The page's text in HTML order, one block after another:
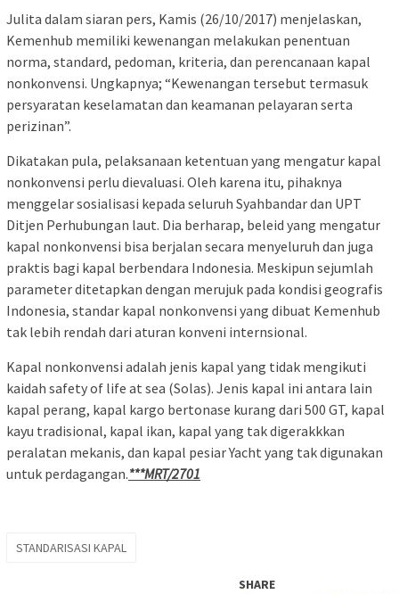
Julita dalam siaran pers, Kamis (26/10/2017) menjelaskan,
Kemenhub memiliki kewenangan melakukan penentuan
norma, standard, pedoman, kriteria, dan perencanaan kapal
nonkonvensi. Ungkapnya; “Kewenangan tersebut termasuk
persyaratan keselamatan dan keamanan pelayaran serta
perizinan”.
Dikatakan pula, pelaksanaan ketentuan yang mengatur kapal
nonkonvensi perlu dievaluasi. Oleh karena itu, pihaknya
menggelar sosialisasi kepada seluruh Syahbandar dan UPT
Ditjen Perhubungan laut. Dia berharap, beleid yang mengatur
kapal nonkonvensi bisa berjalan secara menyeluruh dan juga
praktis bagi kapal berbendara Indonesia. Meskipun sejumlah
parameter ditetapkan dengan merujuk pada kondisi geografis
Indonesia, standar kapal nonkonvensi yang dibuat Kemenhub
tak lebih rendah dari aturan konveni internsional.
Kapal nonkonvensi adalah jenis kapal yang tidak mengikuti
kaidah safety of life at sea (Solas). Jenis kapal ini antara lain
kapal perang, kapal kargo bertonase kurang dari 500 GT, kapal
kayu tradisional, kapal ikan, kapal yang tak digerakkkan
peralatan mekanis, dan kapal pesiar Yacht yang tak digunakan
untuk perdagangan.***MRT/2701
STANDARISASI KAPAL
SHARE